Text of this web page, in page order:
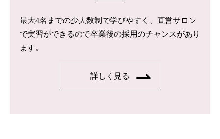
最大4名までの少人数制で学びやすく、直営サロン
で実習ができるので卒業後の採用のチャンスがあり
ます。
詳しく見る